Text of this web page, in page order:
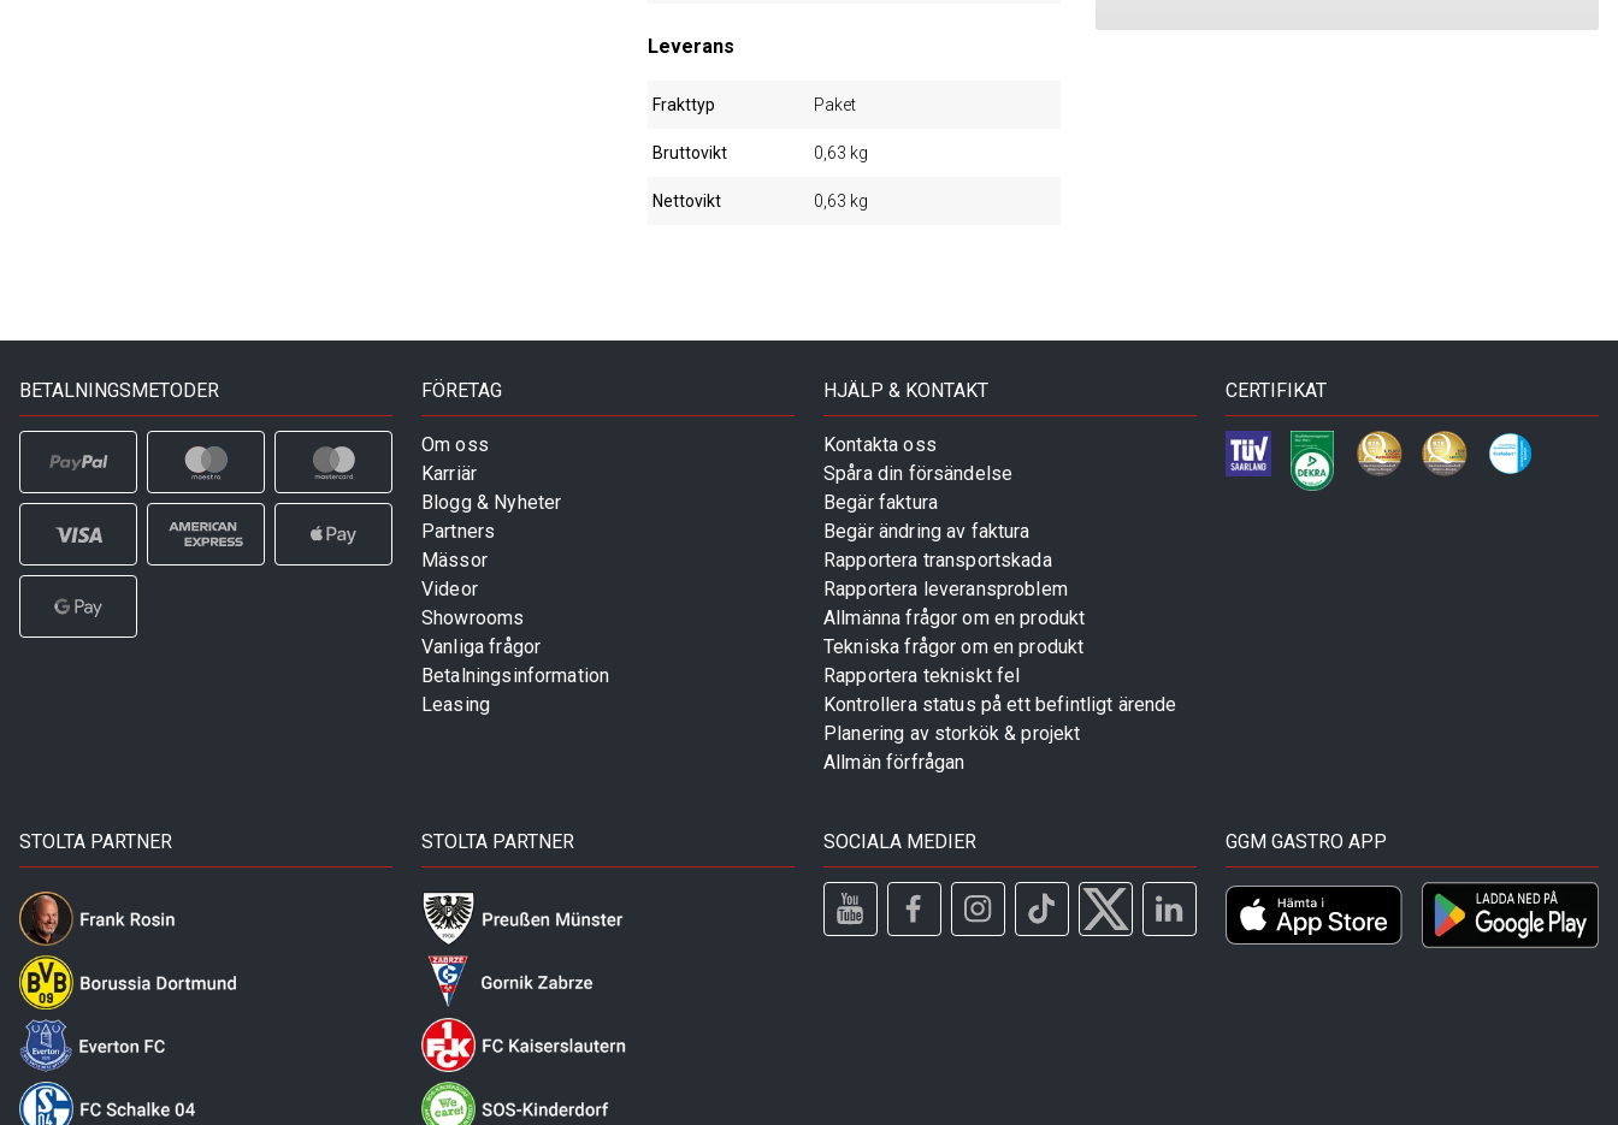
Leverans
Frakttyp Paket
Bruttovikt 0,63 kg
Nettovikt 0,63 kg
BETALNINGSMETODER FÖRETAG
Om oss
Karriär
Blogg & Nyheter
Partners
Mässor
Videor
Showrooms
Vanliga frågor
Betalningsinformation
Leasing
HJÄLP & KONTAKT
Kontakta oss
Spåra din försändelse
Begär faktura
Begär ändring av faktura
Rapportera transportskada
Rapportera leveransproblem
Allmänna frågor om en produkt
Tekniska frågor om en produkt
Rapportera tekniskt fel
Kontrollera status på ett befintligt ärende
Planering av storkök & projekt
Allmän förfrågan
CERTIFIKAT
STOLTA PARTNER STOLTA PARTNER SOCIALA MEDIER GGM GASTRO APP